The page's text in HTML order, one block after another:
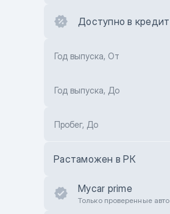
Доступно в кредит
Год выпуска, От
Год выпуска, До
Пробег, До
Растаможен в РК
Mycar prime
Только проверенные авто